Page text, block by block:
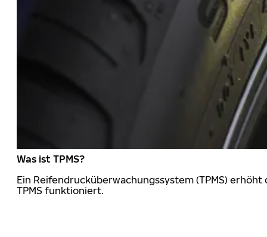
Was ist TPMS?
Ein Reifendrucküberwachungssystem (TPMS)
TPMS funktioniert.